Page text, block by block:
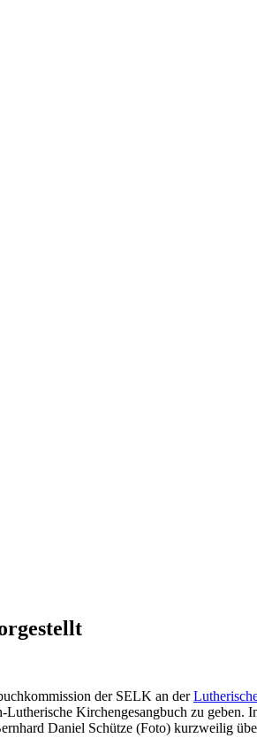
der SELK an der
Lutherische Kirchengesangbuch zu
Daniel Schütze (Foto) kurzweilig